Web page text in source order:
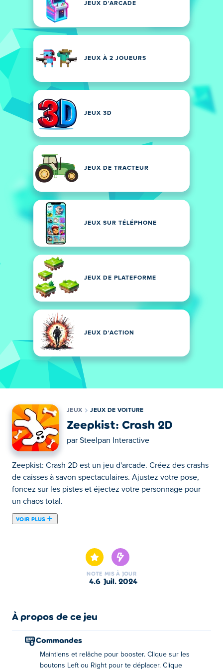
JEUX D'ARCADE
JEUX À 2 JOUEURS
JEUX 3D
JEUX DE TRACTEUR
JEUX SUR TÉLÉPHONE
JEUX DE PLATEFORME
JEUX D'ACTION
JEUX JEUX DE VOITURE
Zeepkist: Crash 2D
par Steelpan Interactive
Zeepkist: Crash 2D est un jeu d'arcade. Créez des crashs
de caisses à savon spectaculaires. Ajustez votre pose,
foncez sur les pistes et éjectez votre personnage pour
un chaos total.
VOIR PLUS
spectaculaires avec votre Zeepkist pour obtenir des
scores élevés ! En commençant par la pose choisie,
relâchez votre Zeepkist avec une puissance maximale et
entraîne des dégâts ultimes ! Plus vous provoquez du
gains sur différentes voitures, accessoires et obstacles à
mettre sur la route. vous pouvez également utiliser les
pièces pour débloquer de nombreuses cartes dans le jeu.
NOTE
4.6
MIS À JOUR
juil. 2024
À propos de ce jeu
Commandes
Maintiens et relâche pour booster. Clique sur les
boutons Left ou Right pour te déplacer. Clique